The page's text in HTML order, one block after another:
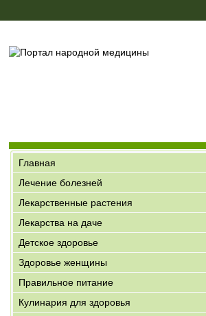
Главная
Лечение болезней
Лекарственные растения
Лекарства на даче
Детское здоровье
Здоровье женщины
Правильное питание
Кулинария для здоровья